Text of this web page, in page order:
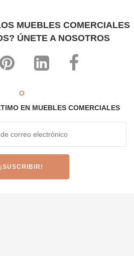
MUEBLES COMERCIALES
ÚNETE A NOSOTROS
O
EN MUEBLES COMERCIALES